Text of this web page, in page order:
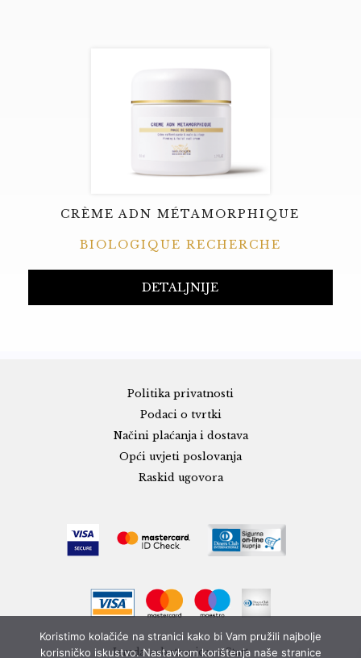
CRÈME ADN MÉTAMORPHIQUE
BIOLOGIQUE RECHERCHE
DETALJNIJE
Politika privatnosti
Podaci o tvrtki
Načini plaćanja i dostava
Opći uvjeti poslovanja
Raskid ugovora
Izrada web stranice - eStart
Koristimo kolačiće na stranici kako bi Vam pružili najbolje
korisničko iskustvo. Nastavkom korištenja naše stranice